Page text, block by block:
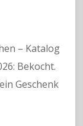
– Katalog
Bekocht.
Geschenk